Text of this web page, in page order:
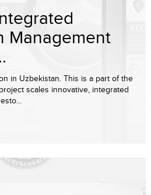
Management
in Uzbekistan. This is a part of the
scales innovative, integrated